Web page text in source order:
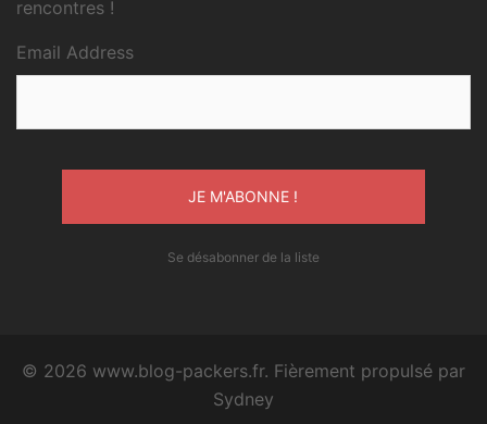
rencontres !
Email Address
Se désabonner de la liste
© 2026 www.blog-packers.fr. Fièrement propulsé par
Sydney